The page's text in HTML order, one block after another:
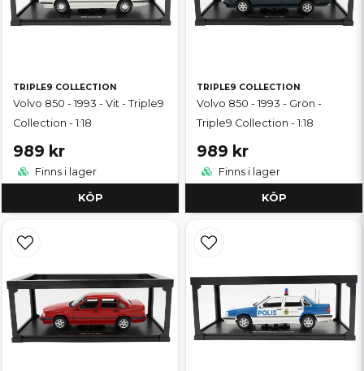
TRIPLE9 COLLECTION
Volvo 850 - 1993 - Vit - Triple9
Collection - 1:18
989 kr
Finns i lager
KÖP
TRIPLE9 COLLECTION
Volvo 850 - 1993 - Grön -
Triple9 Collection - 1:18
989 kr
Finns i lager
KÖP